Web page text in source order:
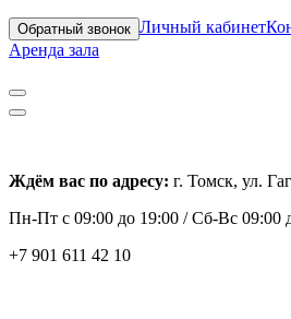
Обратный звонок Личный кабинет
Аренда зала
Ждём вас по адресу: г. Томск, ул.
Пн-Пт с 09:00 до 19:00 /Сб-Вс 09:00
+7 901 611 42 10